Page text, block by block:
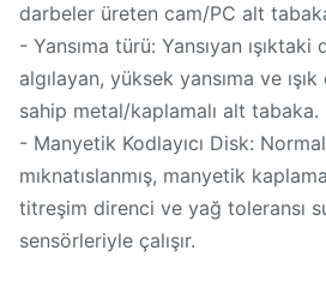
darbeler üreten cam/PC alt
- Yansıma türü: Yansıyan
algılayan, yüksek yansıma ve
sahip metal/kaplamalı alt tabaka.
- Manyetik Kodlayıcı Disk:
mıknatıslanmış, manyetik
titreşim direnci ve yağ toleransı
sensörleriyle çalışır.